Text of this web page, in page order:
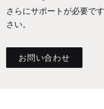
さらにサポートが必要で
さい。
お問い合わせ